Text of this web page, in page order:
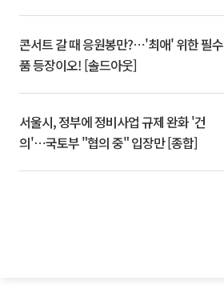
콘서트 갈 때 응원봉만?⋯'최애' 위한 필수
품 등장이오! [솔드아웃]
서울시, 정부에 정비사업 규제 완화 '건
의'⋯국토부 "협의 중" 입장만 [종합]